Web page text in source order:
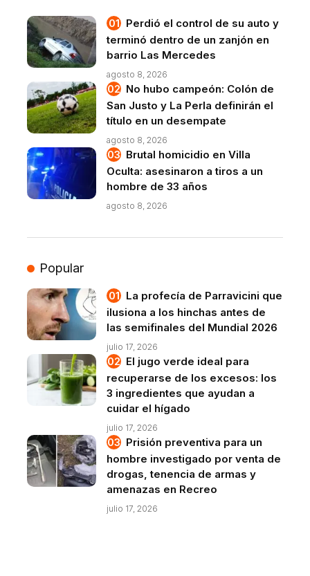
Perdió el control de su auto y
terminó dentro de un zanjón en
barrio Las Mercedes
agosto 8, 2026
No hubo campeón: Colón de
San Justo y La Perla definirán el
título en un desempate
agosto 8, 2026
Brutal homicidio en Villa
Oculta: asesinaron a tiros a un
hombre de 33 años
agosto 8, 2026
Popular
La profecía de Parravicini que
ilusiona a los hinchas antes de
las semifinales del Mundial 2026
julio 17, 2026
El jugo verde ideal para
recuperarse de los excesos: los
3 ingredientes que ayudan a
cuidar el hígado
julio 17, 2026
Prisión preventiva para un
hombre investigado por venta de
drogas, tenencia de armas y
amenazas en Recreo
julio 17, 2026